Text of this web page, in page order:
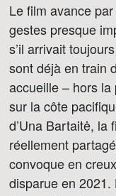
Le film avance
gestes presque
s’il arrivait
sont déjà en train
accueille – hors
sur la côte
d’Una Bartaitė, la
réellement
convoque en
disparue en